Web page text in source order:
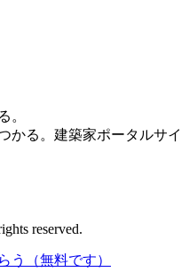
。
かる。 建築家ポータルサイ
reserved.
う （無料です）